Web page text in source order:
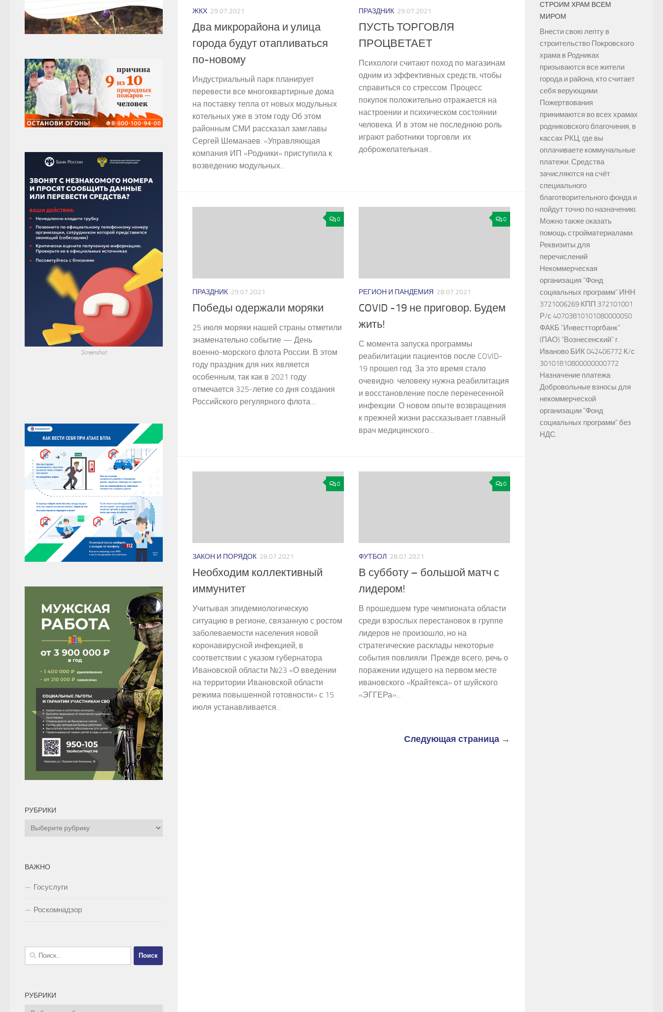
ЖКХ 29.07.2021
Два микрорайона и улица
города будут отапливаться
по-новому
Индустриальный парк планирует
перевести все многоквартирные дома
на поставку тепла от новых модульных
котельных уже в этом году Об этом
районным СМИ рассказал замглавы
Сергей Шеманаев. «Управляющая
компания ИП «Родники» приступила к
возведению модульных...
ПРАЗДНИК 29.07.2021
ПУСТЬ ТОРГОВЛЯ
ПРОЦВЕТАЕТ
Психологи считают поход по магазинам
одним из эффективных средств, чтобы
справиться со стрессом. Процесс
покупок положительно отражается на
настроении и психическом состоянии
человека. И в этом не последнюю роль
играют работники торговли: их
доброжелательная...
0
ПРАЗДНИК 29.07.2021
Победы одержали моряки
25 июля моряки нашей страны отметили
знаменательно событие — День
военно-морского флота России. В этом
году праздник для них является
особенным, так как в 2021 году
отмечается 325-летие со дня создания
Российского регулярного флота....
0
РЕГИОН И ПАНДЕМИЯ 28.07.2021
COVID -19 не приговор. Будем
жить!
С момента запуска программы
реабилитации пациентов после COVID-
19 прошел год. За это время стало
очевидно: человеку нужна реабилитация
и восстановление после перенесенной
инфекции. О новом опыте возвращения
к прежней жизни рассказывает главный
врач медицинского...
0
ЗАКОН И ПОРЯДОК 28.07.2021
Необходим коллективный
иммунитет
Учитывая эпидемиологическую
ситуацию в регионе, связанную с ростом
заболеваемости населения новой
коронавирусной инфекцией, в
соответствии с указом губернатора
Ивановской области №23 «О введении
на территории Ивановской области
режима повышенной готовности» с 15
июля устанавливается...
0
ФУТБОЛ 28.07.2021
В субботу – большой матч с
лидером!
В прошедшем туре чемпионата области
среди взрослых перестановок в группе
лидеров не произошло, но на
стратегические расклады некоторые
события повлияли. Прежде всего, речь о
поражении идущего на первом месте
ивановского «Крайтекса» от шуйского
«ЭГГЕРа»...
Следующая страница →
Screenshot
РУБРИКИ
Рубрики
ВАЖНО
Госуслуги
Роскомнадзор
Найти:
РУБРИКИ
Рубрики
СТРОИМ ХРАМ ВСЕМ
МИРОМ
Внести свою лепту в
строительство Покровского
храма в Родниках
призываются все жители
города и района, кто считает
себя верующими.
Пожертвования
принимаются во всех храмах
родниковского благочиния, в
кассах РКЦ, где вы
оплачиваете коммунальные
платежи. Средства
зачисляются на счёт
специального
благотворительного фонда и
пойдут точно по назначению.
Можно также оказать
помощь стройматериалами.
Реквизиты для
перечислений
Некоммерческая
организация "Фонд
социальных программ" ИНН
3721006269 КПП 372101001
Р/с 40703810101080000050
ФАКБ "Инвестторгбанк"
(ПАО) "Вознесенский" г.
Иваново БИК 042406772 К/с
30101810800000000772
Назначение платежа:
Добровольные взносы для
некоммерческой
организации "Фонд
социальных программ" без
НДС.